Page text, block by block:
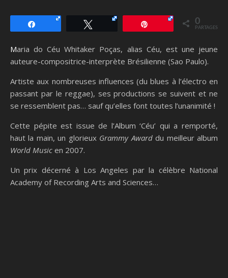
0
PARTAGES
Maria do Céu Whitaker Poças, alias Céu, est une jeune
auteure-compositrice-interprète Brésilienne (Sao Paulo).
Artiste aux nombreuses influences (du blues à l’électro en
passant par le reggae), ses productions se suivent et ne
se ressemblent pas… sauf qu’elles font toutes l’unanimité !
Cette pépite est issue de l’Album ‘Céu’ qui a remporté,
haut la main, un glorieux Grammy Awarddu meilleur album
World Music en 2007.
Un prix décerné à Los Angeles par la célèbre National
Academy of Recording Arts and Sciences…